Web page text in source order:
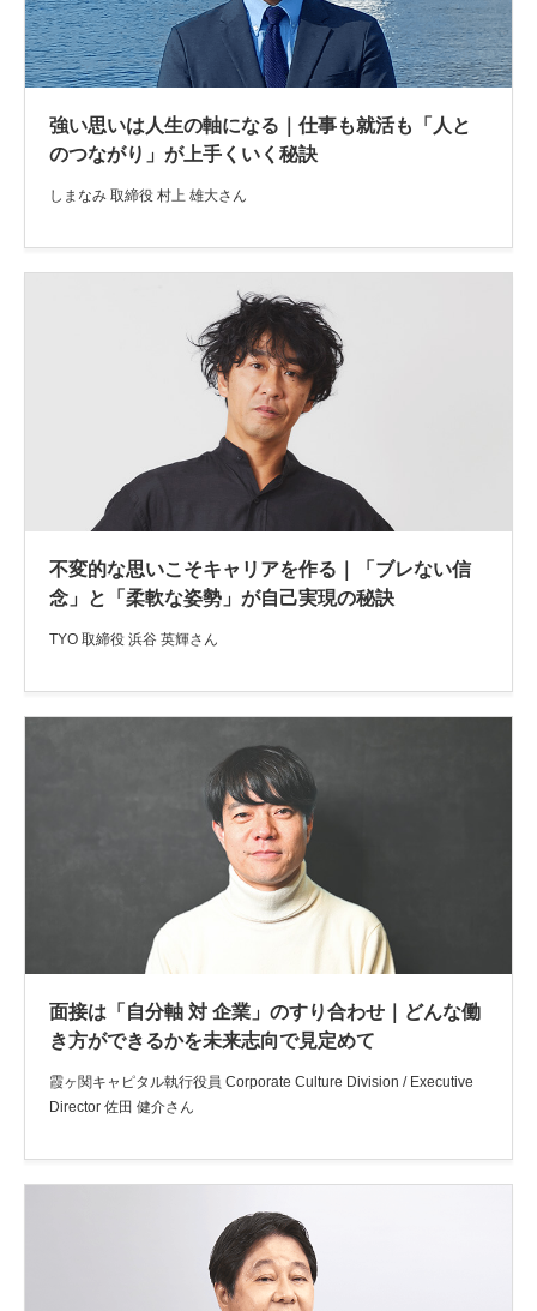
強い思いは人生の軸になる｜仕事も就活も「人と
のつながり」が上手くいく秘訣
しまなみ 取締役 村上 雄大さん
不変的な思いこそキャリアを作る｜「ブレない信
念」と「柔軟な姿勢」が自己実現の秘訣
TYO 取締役 浜谷 英輝さん
面接は「自分軸 対 企業」のすり合わせ｜どんな働
き方ができるかを未来志向で見定めて
霞ヶ関キャピタル執行役員 Corporate Culture Division / Executive
Director 佐田 健介さん